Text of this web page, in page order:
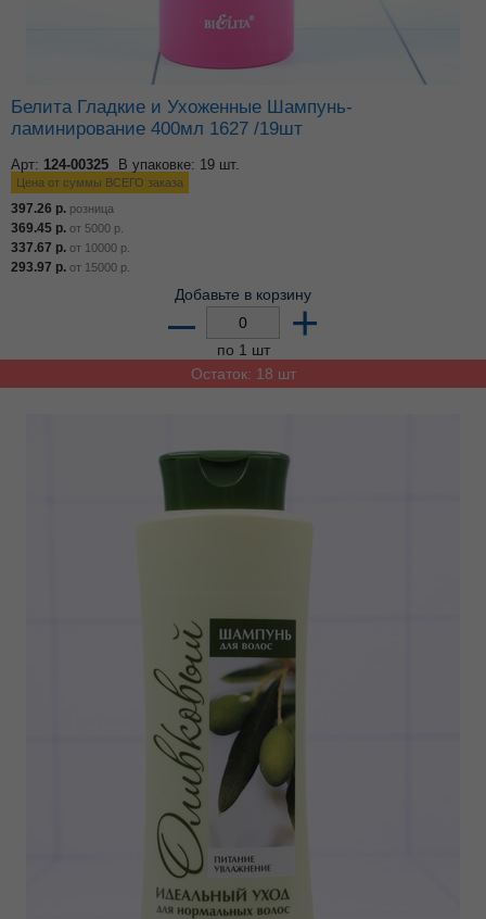
Белита Гладкие и Ухоженные Шампунь-
ламинирование 400мл 1627 /19шт
Арт: 124-00325 В упаковке: 19 шт.
Цена от суммы ВСЕГО заказа
397.26 р. розница
369.45 р. от 5000 р.
337.67 р. от 10000 р.
293.97 р. от 15000 р.
Добавьте в корзину
– +
по 1 шт
Остаток: 18 шт